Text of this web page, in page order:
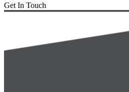
Get In Touch